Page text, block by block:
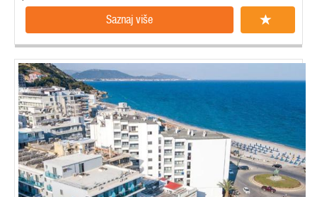
Saznaj više